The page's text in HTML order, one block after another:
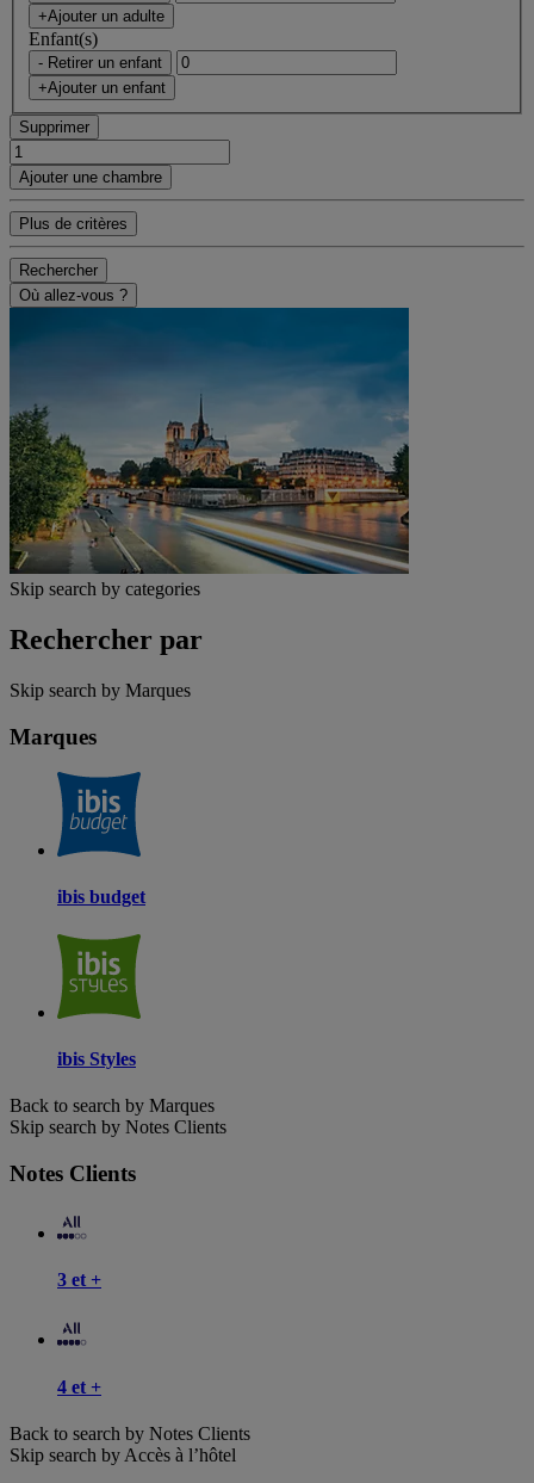
+Ajouter un adulte
Enfant(s)
- Retirer un enfant
+Ajouter un enfant
Supprimer
Ajouter une chambre
Plus de critères
Rechercher
Où allez-vous ?
Skip search by categories
Rechercher par
Skip search by Marques
Marques
ibis budget
ibis Styles
Back to search by Marques
Skip search by Notes Clients
Notes Clients
3 et +
4 et +
Back to search by Notes Clients
Skip search by Accès à l’hôtel